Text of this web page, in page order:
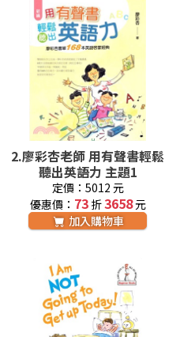
2.廖彩杏老師 用有聲書輕鬆
聽出英語力 主題1
定價：5012 元
優惠價： 73折3658元
加入購物車